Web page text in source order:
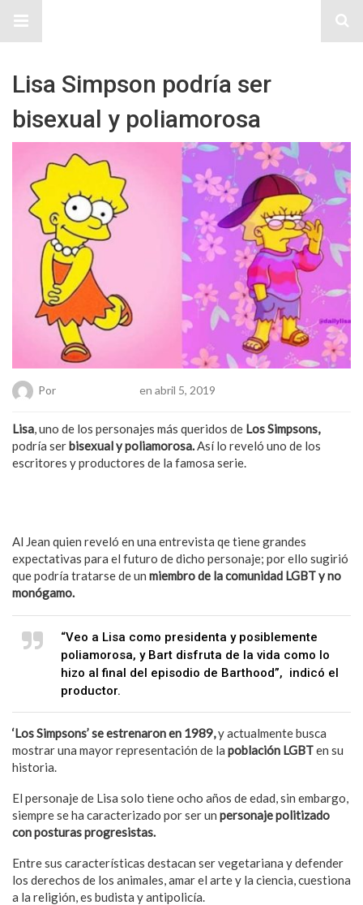
Lisa Simpson podría ser
bisexual y poliamorosa
Por en abril 5, 2019
Lisa, uno de los personajes más queridos de Los Simpsons,
podría serbisexual y poliamorosa.Así lo reveló uno de los
escritores y productores de la famosa serie.
Al Jean quien reveló en una entrevista qe tiene grandes
expectativas para el futuro de dicho personaje; por ello sugirió
que podría tratarse de un miembro de la comunidad LGBT y no
monógamo.
“Veo a Lisa como presidenta y posiblemente
poliamorosa, y Bart disfruta de la vida como lo
hizo al final del episodio de Barthood”, indicó el
productor.
‘Los Simpsons’ se estrenaron en 1989,y actualmente busca
mostrar una mayor representación de la población LGBTen su
historia.
El personaje de Lisa solo tiene ocho años de edad, sin embargo,
siempre se ha caracterizado por ser un personaje politizado
con posturas progresistas.
Entre sus características destacan ser vegetariana y defender
los derechos de los animales, amar el arte y la ciencia, cuestiona
a la religión, es budista y antipolicía.